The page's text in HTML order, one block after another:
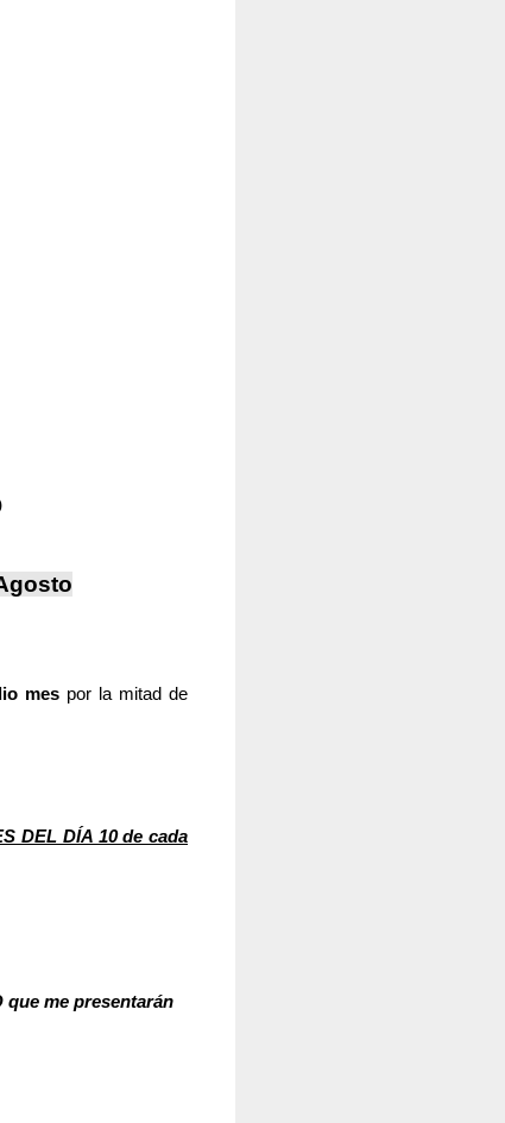
mespor la mitad de
DEL DÍA 10 de cada
que me presentarán